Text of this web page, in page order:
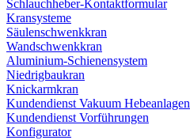
Schlauchheber-Kontaktformular
Kransysteme
Säulenschwenkkran
Wandschwenkkran
Aluminium-Schienensystem
Niedrigbaukran
Knickarmkran
Kundendienst Vakuum Hebeanlagen
Kundendienst Vorführungen
Konfigurator